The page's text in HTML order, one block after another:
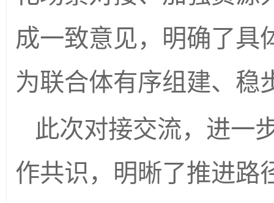
成一致意见，明确了具
为联合体有序组建、稳
此次对接交流，进一
作共识，明晰了推进路